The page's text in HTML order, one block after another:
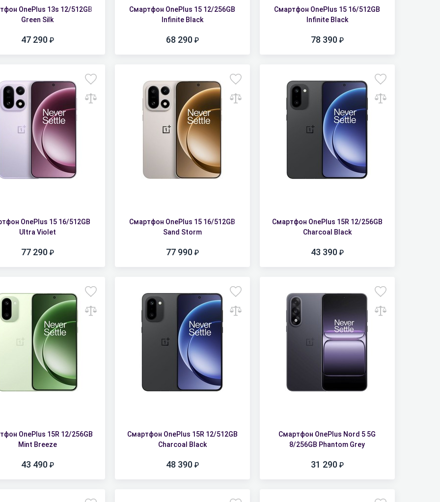
OnePlus 13s 12/512GB
Green Silk
47 290
Смартфон OnePlus 15 12/256GB
Infinite Black
68 290
Смартфон OnePlus 15 16/512GB
Infinite Black
78 390
OnePlus 15 16/512GB
Ultra Violet
77 290
Смартфон OnePlus 15 16/512GB
Sand Storm
77 990
Смартфон OnePlus 15R 12/256GB
Charcoal Black
43 390
OnePlus 15R 12/256GB
Mint Breeze
43 490
Смартфон OnePlus 15R 12/512GB
Charcoal Black
48 390
Смартфон OnePlus Nord 5 5G
8/256GB Phantom Grey
31 290